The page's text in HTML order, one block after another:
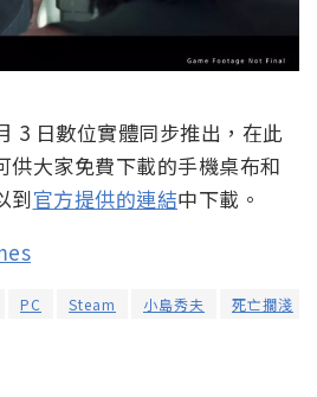
3 日數位實體同步推出，在此
供大家免費下載的手機桌布和
到官方提供的連結中下載。
PC Steam 小島秀夫 死亡擱淺